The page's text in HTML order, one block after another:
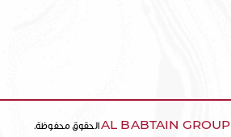
.الحقوق محفوظةAL BABTAIN GROUP